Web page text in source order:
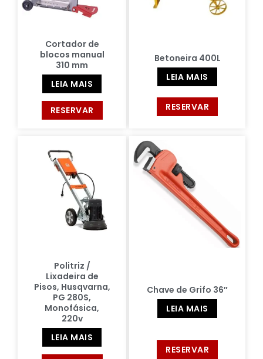
Cortador de
blocos manual
310 mm
LEIA MAIS
RESERVAR
Betoneira 400L
LEIA MAIS
RESERVAR
Politriz /
Lixadeira de
Pisos, Husqvarna,
PG 280S,
Monofásica,
220v
LEIA MAIS
Chave de Grifo 36″
LEIA MAIS
RESERVAR